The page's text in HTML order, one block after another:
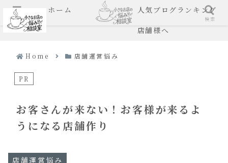
ホーム 人気ブログランキング
店舗様へ
Home 店舗運営悩み
PR
お客さんが来ない！お客様が来るよ
うになる店舗作り
店舗運営悩み
メニュー 検索